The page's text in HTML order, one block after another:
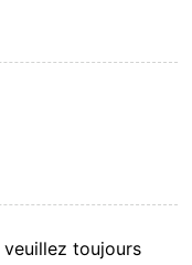
veuillez toujours